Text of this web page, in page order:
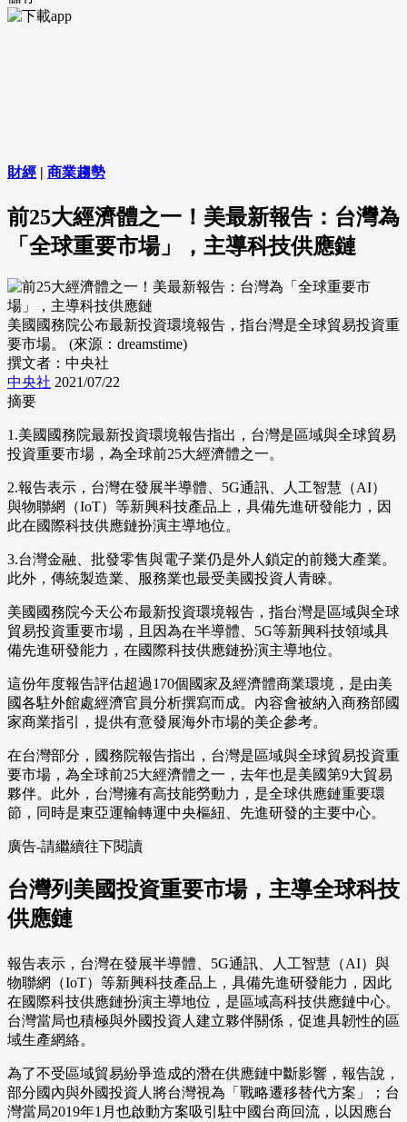
財經 | 商業趨勢
前25大經濟體之一！美最新報告：台灣為
「全球重要市場」，主導科技供應鏈
美國國務院公布最新投資環境報告，指台灣是全球貿易投資重
要市場。 (來源：dreamstime)
撰文者：中央社
中央社 2021/07/22
摘要
1.美國國務院最新投資環境報告指出，台灣是區域與全球貿易
投資重要市場，為全球前25大經濟體之一。
2.報告表示，台灣在發展半導體、5G通訊、人工智慧（AI）
與物聯網（IoT）等新興科技產品上，具備先進研發能力，因
此在國際科技供應鏈扮演主導地位。
3.台灣金融、批發零售與電子業仍是外人鎖定的前幾大產業。
此外，傳統製造業、服務業也最受美國投資人青睞。
美國國務院今天公布最新投資環境報告，指台灣是區域與全球
貿易投資重要市場，且因為在半導體、5G等新興科技領域具
備先進研發能力，在國際科技供應鏈扮演主導地位。
這份年度報告評估超過170個國家及經濟體商業環境，是由美
國各駐外館處經濟官員分析撰寫而成。內容會被納入商務部國
家商業指引，提供有意發展海外市場的美企參考。
在台灣部分，國務院報告指出，台灣是區域與全球貿易投資重
要市場，為全球前25大經濟體之一，去年也是美國第9大貿易
夥伴。此外，台灣擁有高技能勞動力，是全球供應鏈重要環
節，同時是東亞運輸轉運中央樞紐、先進研發的主要中心。
廣告-請繼續往下閱讀
台灣列美國投資重要市場，主導全球科技
供應鏈
報告表示，台灣在發展半導體、5G通訊、人工智慧（AI）與
物聯網（IoT）等新興科技產品上，具備先進研發能力，因此
在國際科技供應鏈扮演主導地位，是區域高科技供應鏈中心。
台灣當局也積極與外國投資人建立夥伴關係，促進具韌性的區
域生產網絡。
為了不受區域貿易紛爭造成的潛在供應鏈中斷影響，報告說，
部分國內與外國投資人將台灣視為「戰略遷移替代方案」；台
灣當局2019年1月也啟動方案吸引駐中國台商回流，以因應台